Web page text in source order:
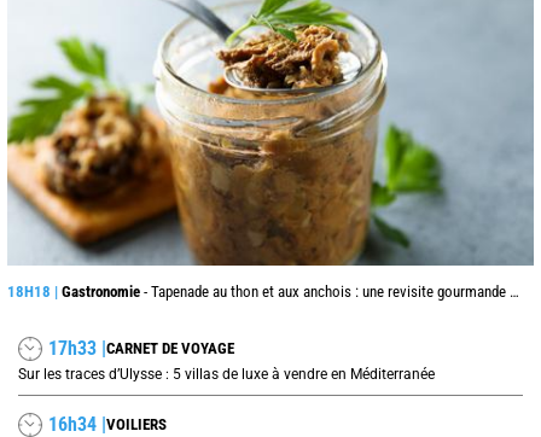
18H18 | Gastronomie - Tapenade au thon et aux anchois : une revisite gourmande du grand classique provençal
17h33 |CARNET DE VOYAGE
Sur les traces d’Ulysse : 5 villas de luxe à vendre en Méditerranée
16h34 |VOILIERS